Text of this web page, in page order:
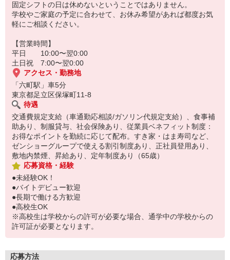
固定シフトの日は休めないということではありません。
学校やご家庭の予定に合わせて、お休み希望があれば都度お気
軽にご相談ください。
【営業時間】
平日 10:00〜翌0:00
土日祝 7:00〜翌0:00
アクセス・勤務地
「六町駅」車5分
東京都足立区保塚町11-8
待遇
交通費規定支給（車通勤応相談/ガソリン代規定支給）、食事補
助あり、制服貸与、社会保険あり、従業員ベネフィット制度：
お得なポイントを勤続に応じて配布。すき家・はま寿司など、
ゼンショーグループで使える割引制度あり、正社員登用あり、
敷地内禁煙、昇給あり、定年制度あり（65歳）
応募資格・経験
●未経験OK！
●バイトデビュー歓迎
●長期で働ける方歓迎
●高校生OK
※高校生は学校からの許可が必要な場合、通学中の学校からの
許可証が必要となります。
応募方法